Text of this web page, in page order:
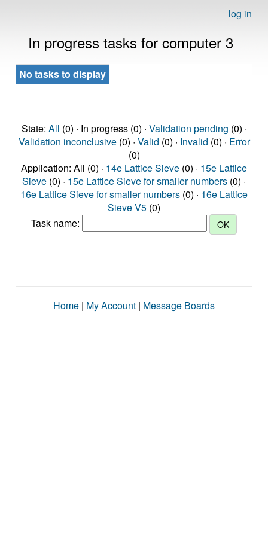
log in
In progress tasks for computer 3
No tasks to display
State: All (0) · In progress (0) · Validation pending (0) ·
Validation inconclusive(0) · Valid (0) · Invalid (0) · Error
(0)
Application: All (0) · 14e Lattice Sieve (0) · 15e Lattice
Sieve (0) · 15e Lattice Sieve for smaller numbers (0) ·
16e Lattice Sieve for smaller numbers (0) · 16e Lattice
Sieve V5 (0)
Task name:
Home | My Account | Message Boards